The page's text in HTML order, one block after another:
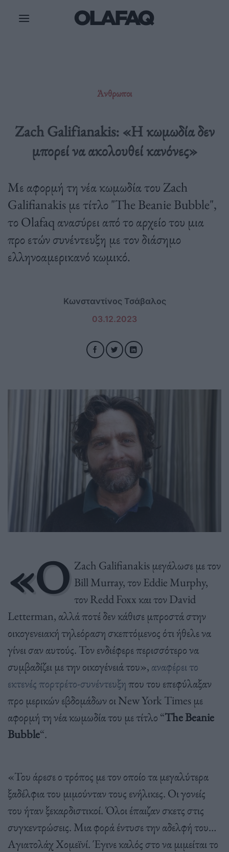
Άνθρωποι
Zach Galifianakis: «Η κωμωδία δεν
μπορεί να ακολουθεί κανόνες»
Με αφορμή τη νέα κωμωδία του Zach
Galifianakis με τίτλο "The Beanie Bubble",
το Olafaq ανασύρει από το αρχείο του μια
προ ετών συνέντευξη με τον διάσημο
ελληνοαμερικανό κωμικό.
Κωνσταντίνος Τσάβαλος
03.12.2023
«Ο Zach Galifianakis μεγάλωσε με τον
Bill Murray, τον Eddie Murphy,
τον Redd Foxx και τον David
Letterman, αλλά ποτέ δεν κάθισε μπροστά στην
οικογενειακή τηλεόραση σκεπτόμενος ότι ήθελε να
γίνει σαν αυτούς. Τον ενδιέφερε περισσότερο να
συμβαδίζει με την οικογένειά του», αναφέρει το
εκτενές πορτρέτο-συνέντευξηπου του επεφύλαξαν
προ μερικών εβδομάδων οι New York Times με
αφορμή τη νέα κωμωδία του με τίτλο “The Beanie
Bubble“.
«Του άρεσε ο τρόπος με τον οποίο τα μεγαλύτερα
ξαδέλφια του μιμούνταν τους ενήλικες. Οι γονείς
του ήταν ξεκαρδιστικοί. Όλοι έπαιζαν σκετς στις
συγκεντρώσεις. Μια φορά έντυσε την αδελφή του…
Αγιατολάχ Χομεϊνί. Έγινε καλός στο να μιμείται το